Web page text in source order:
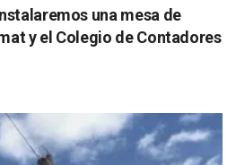
una mesa de
y el Colegio de Contadores